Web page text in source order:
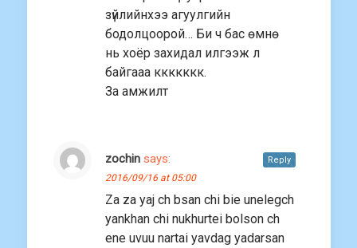
зүйлийнхээ агуулгийн
бодолцоорой… Би ч бас өмнө
нь хоёр захидал илгээж л
байгааа ккккккк.
За амжилт
zochin says:
2016/09/16 at 05:00
Za za yaj ch bsan chi bie unelegch
yankhan chi nukhurtei bolson ch
ene uvuu nartai yavdag yadarsan
Reply